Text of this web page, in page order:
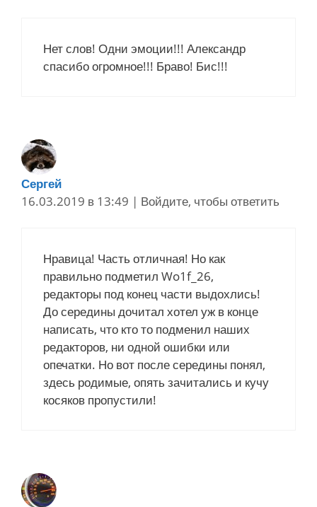
Нет слов! Одни эмоции!!! Александр
спасибо огромное!!! Браво! Бис!!!
Сергей
16.03.2019 в 13:49 | Войдите, чтобы ответить
Нравица! Часть отличная! Но как
правильно подметил Wo1f_26,
редакторы под конец части выдохлись!
До середины дочитал хотел уж в конце
написать, что кто то подменил наших
редакторов, ни одной ошибки или
опечатки. Но вот после середины понял,
здесь родимые, опять зачитались и кучу
косяков пропустили!